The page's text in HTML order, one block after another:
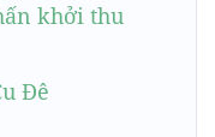
khởi thu
Đê